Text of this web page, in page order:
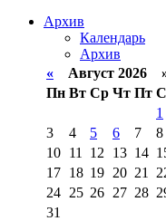
Архив
Календарь
Архив
« Август 2026
Пн Вт Ср Чт Пт
1
3
4 5 6 7 8
10 11 12 13 14
17 18 19 20 21
24 25 26 27 28
31